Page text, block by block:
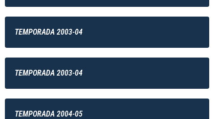
TEMPORADA 2003-04
TEMPORADA 2003-04
TEMPORADA 2004-05